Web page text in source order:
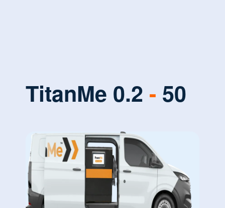
TitanMe 0.2 - 50